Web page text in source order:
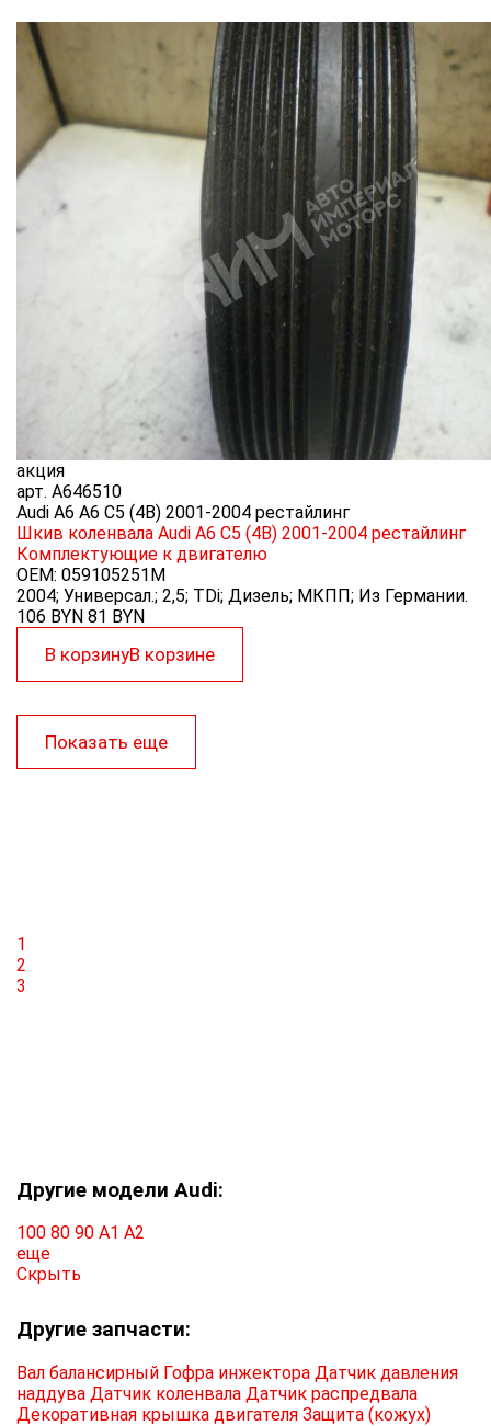
акция
арт. A646510
Audi A6 A6 C5 (4B) 2001-2004 рестайлинг
Шкив коленвала Audi A6 C5 (4B) 2001-2004 рестайлинг
Комплектующие к двигателю
OEM: 059105251M
2004; Универсал.; 2,5; TDi; Дизель; МКПП; Из Германии.
106 BYN 81 BYN
В корзинуВ корзине
Показать еще
1
2
3
Другие модели Audi:
100 80 90 A1 A2
еще
Скрыть
Другие запчасти:
Вал балансирный Гофра инжектора Датчик давления
наддува Датчик коленвала Датчик распредвала
Декоративная крышка двигателя Защита (кожух)